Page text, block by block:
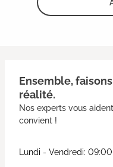
Ensemble,
réalité.
Nos experts vous
convient !
Lundi - Vendredi: